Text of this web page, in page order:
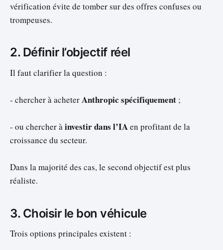
vérification évite de tomber sur des offres confuses ou
trompeuses.
2. Définir l’objectif réel
Il faut clarifier la question :
- chercher à acheterAnthropic spécifiquement ;
- ou chercher àinvestir dans l’IAen profitant de la
croissance du secteur.
Dans la majorité des cas, le second objectif est plus
réaliste.
3. Choisir le bon véhicule
Trois options principales existent :